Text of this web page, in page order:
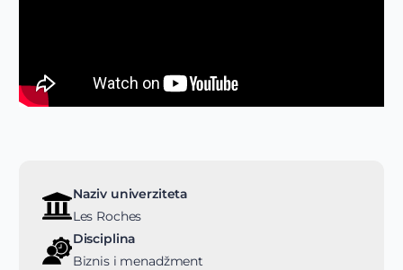
Naziv univerziteta
Les Roches
Disciplina
Biznis i menadžment